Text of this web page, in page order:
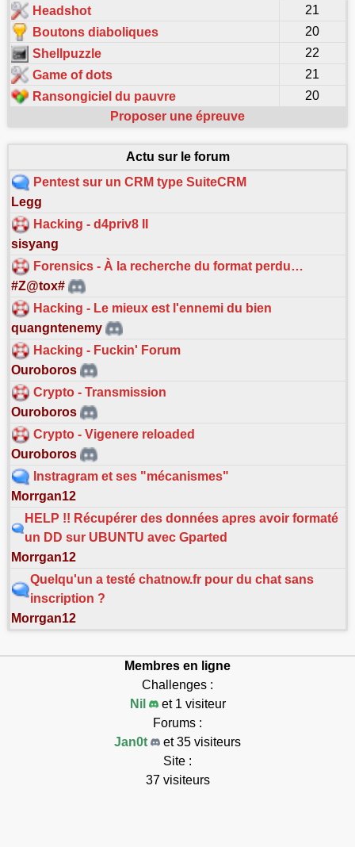
Headshot
21
Boutons diaboliques
20
Shellpuzzle
22
Game of dots
21
Ransongiciel du pauvre
20
Proposer une épreuve
Actu sur le forum
Pentest sur un CRM type SuiteCRM
Legg
Hacking - d4priv8 II
sisyang
Forensics - À la recherche du format perdu…
#Z@tox#
Hacking - Le mieux est l'ennemi du bien
quangntenemy
Hacking - Fuckin' Forum
Ouroboros
Crypto - Transmission
Ouroboros
Crypto - Vigenere reloaded
Ouroboros
Instragram et ses "mécanismes"
Morrgan12
HELP !! Récupérer des données apres avoir formaté
un DD sur UBUNTU avec Gparted
Morrgan12
Quelqu'un a testé chatnow.fr pour du chat sans
inscription ?
Morrgan12
Membres en ligne
Challenges :
Nil
et 1 visiteur
Forums :
Jan0t
et 35 visiteurs
Site :
37 visiteurs